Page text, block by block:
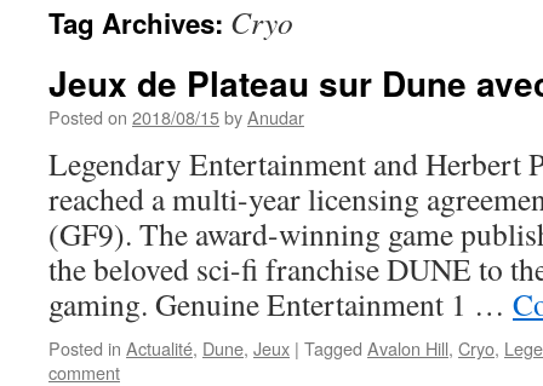
Tag Archives: Cryo
Jeux de Plateau sur Dune
Posted on 2018/08/15byAnudar
Legendary Entertainment and Herbert
reached a multi-year licensing
(GF9). The award-winning game
the beloved sci-fi franchise DUNE to
gaming. Genuine Entertainment 1 …
Posted in Actualité, Dune, Jeux | Tagged Avalon Hill, Cryo,
comment